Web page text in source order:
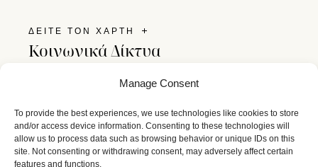
Manage Consent
To provide the best experiences, we use technologies like cookies to store
and/or access device information. Consenting to these technologies will
allow us to process data such as browsing behavior or unique IDs on this
site. Not consenting or withdrawing consent, may adversely affect certain
features and functions.
ΔΕΙΤΕ ΤΟΝ ΧΑΡΤΗ
Κοινωνικά Δίκτυα
Ακολουθήστε μας στα social media και μείνετε σε επαφή